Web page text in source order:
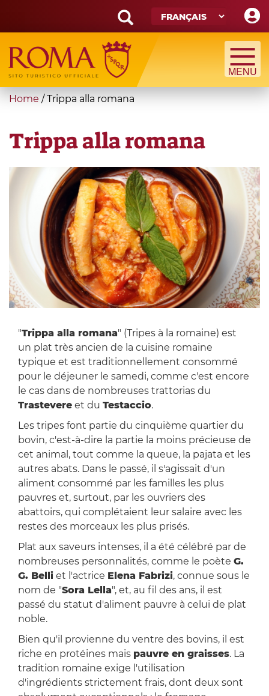
main
content
Search
form
Recherche
You
here
Home /Trippa alla romana
Trippa alla romana
"Trippa alla romana" (Tripes à la romaine) est
un plat très ancien de la cuisine romaine
typique et est traditionnellement consommé
pour le déjeuner le samedi, comme c'est encore
le cas dans de nombreuses trattorias du
Trastevereet du Testaccio.
Les tripes font partie du cinquième quartier du
bovin, c'est-à-dire la partie la moins précieuse de
cet animal, tout comme la queue, la pajata et les
autres abats. Dans le passé, il s'agissait d'un
aliment consommé par les familles les plus
pauvres et, surtout, par les ouvriers des
abattoirs, qui complétaient leur salaire avec les
restes des morceaux les plus prisés.
Plat aux saveurs intenses, il a été célébré par de
nombreuses personnalités, comme le poète G.
G. Belliet l'actrice Elena Fabrizi, connue sous le
nom de "Sora Lella", et, au fil des ans, il est
passé du statut d'aliment pauvre à celui de plat
noble.
Bien qu'il provienne du ventre des bovins, il est
riche en protéines mais pauvre en graisses. La
tradition romaine exige l'utilisation
d'ingrédients strictement frais, dont deux sont